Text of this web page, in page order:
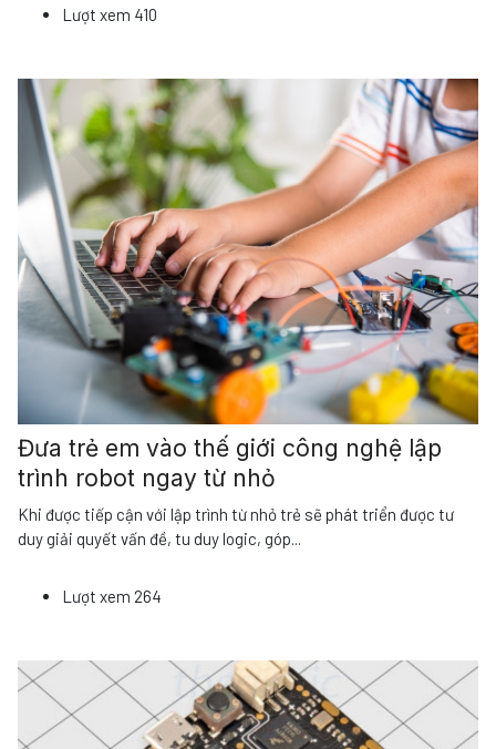
Lượt xem 410
Đưa trẻ em vào thế giới công nghệ lập
trình robot ngay từ nhỏ
Khi được tiếp cận với lập trình từ nhỏ trẻ sẽ phát triển được tư
duy giải quyết vấn đề, tu duy logic, góp
Lượt xem 264